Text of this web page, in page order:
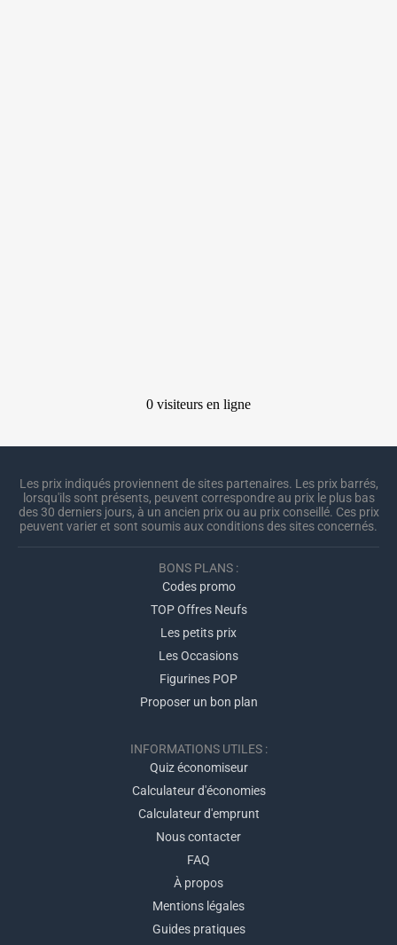
Les prix indiqués proviennent de sites partenaires. Les prix barrés,
lorsqu'ils sont présents, peuvent correspondre au prix le plus bas
des 30 derniers jours, à un ancien prix ou au prix conseillé. Ces prix
peuvent varier et sont soumis aux conditions des sites concernés.
BONS PLANS :
Codes promo
TOP Offres Neufs
Les petits prix
Les Occasions
Figurines POP
Proposer un bon plan
INFORMATIONS UTILES :
Quiz économiseur
Calculateur d'économies
Calculateur d'emprunt
Nous contacter
FAQ
À propos
Mentions légales
Guides pratiques